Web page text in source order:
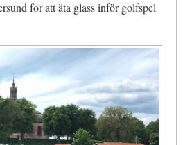
för att äta glass inför golfspel